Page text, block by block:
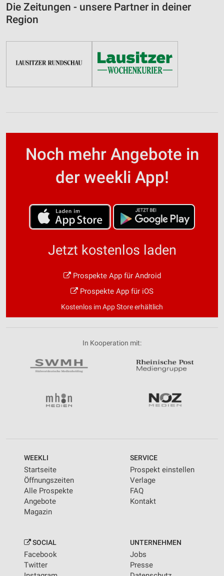
Die Zeitungen - unsere Partner in deiner
Region
Noch mehr Angebote in
der weekli App!
Jetzt kostenlos laden
Prospekte App für Android
Prospekte App für iOS
Kostenlos im App Store erhältlich
In Kooperation mit:
WEEKLI
Startseite
Öffnungszeiten
Alle Prospekte
Angebote
Magazin
SERVICE
Prospekt einstellen
Verlage
FAQ
Kontakt
SOCIAL
Facebook
Twitter
UNTERNEHMEN
Jobs
Presse